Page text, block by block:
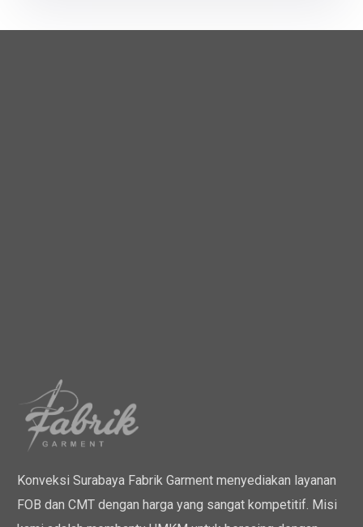
Konveksi Surabaya Fabrik Garment menyediakan layanan
FOB dan CMT dengan harga yang sangat kompetitif. Misi